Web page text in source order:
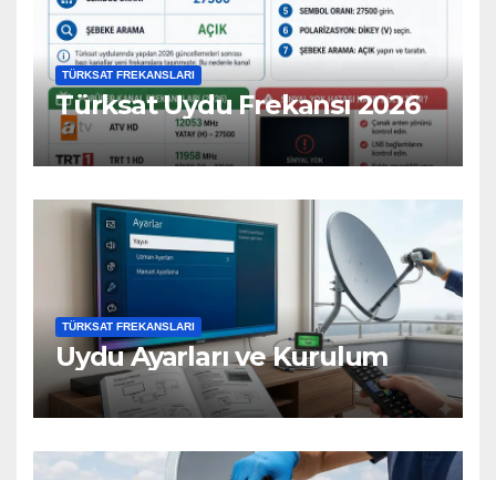
TÜRKSAT FREKANSLARI
Türksat Uydu Frekansı 2026
TÜRKSAT FREKANSLARI
Uydu Ayarları ve Kurulum